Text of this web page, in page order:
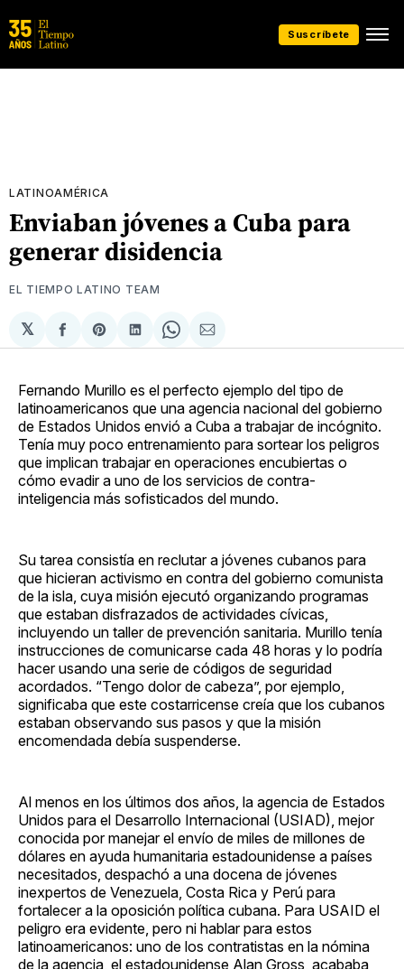
Suscríbete
LATINOAMÉRICA
Enviaban jóvenes a Cuba para
generar disidencia
EL TIEMPO LATINO TEAM
𝕏
Compartir
en
Share
on
Compartir
en
Share
on
Compartir
via
Fernando Murillo es el perfecto ejemplo del tipo de
latinoamericanos que una agencia nacional del gobierno
de Estados Unidos envió a Cuba a trabajar de incógnito.
Tenía muy poco entrenamiento para sortear los peligros
que implican trabajar en operaciones encubiertas o
cómo evadir a uno de los servicios de contra-
inteligencia más sofisticados del mundo.
Su tarea consistía en reclutar a jóvenes cubanos para
que hicieran activismo en contra del gobierno comunista
de la isla, cuya misión ejecutó organizando programas
que estaban disfrazados de actividades cívicas,
incluyendo un taller de prevención sanitaria. Murillo tenía
instrucciones de comunicarse cada 48 horas y lo podría
hacer usando una serie de códigos de seguridad
acordados. “Tengo dolor de cabeza”, por ejemplo,
significaba que este costarricense creía que los cubanos
estaban observando sus pasos y que la misión
encomendada debía suspenderse.
Al menos en los últimos dos años, la agencia de Estados
Unidos para el Desarrollo Internacional (USIAD), mejor
conocida por manejar el envío de miles de millones de
dólares en ayuda humanitaria estadounidense a países
necesitados, despachó a una docena de jóvenes
inexpertos de Venezuela, Costa Rica y Perú para
fortalecer a la oposición política cubana. Para USAID el
peligro era evidente, pero ni hablar para estos
latinoamericanos: uno de los contratistas en la nómina
de la agencia, el estadounidense Alan Gross, acababa